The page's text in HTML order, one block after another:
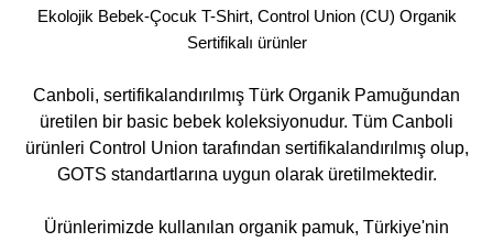
Ekolojik Bebek-Çocuk T-Shirt, Control Union (CU) Organik
Sertifikalı ürünler
Canboli, sertifikalandırılmış Türk Organik Pamuğundan
üretilen bir basic bebek koleksiyonudur. Tüm Canboli
ürünleri Control Union tarafından sertifikalandırılmış olup,
GOTS standartlarına uygun olarak üretilmektedir.
Ürünlerimizde kullanılan organik pamuk, Türkiye'nin